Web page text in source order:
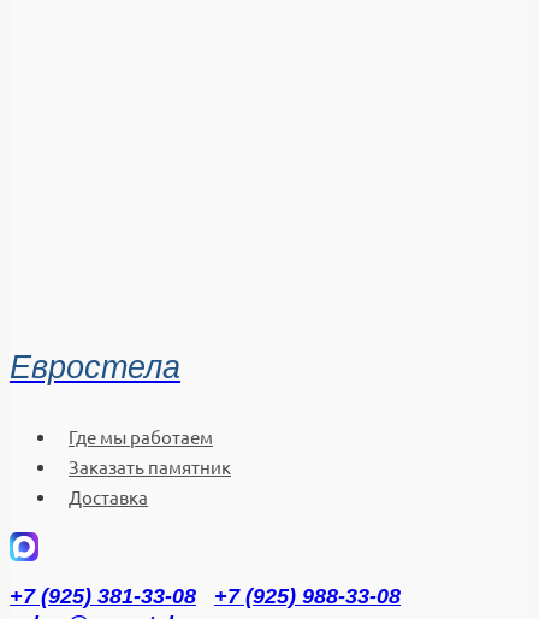
Евростела
Где мы работаем
Заказать памятник
Доставка
+7 (925) 381-33-08
+7 (925) 988-33-08